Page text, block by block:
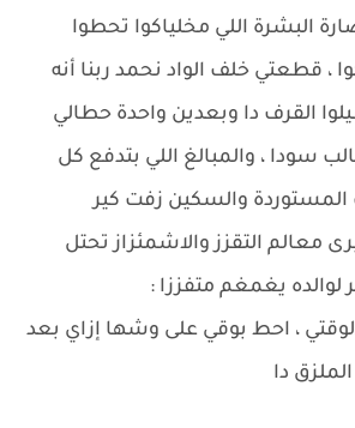
البشرة اللي مخلياكوا تحطوا
، قطعتي خلف الواد نحمد ربنا أنه
القرف دا وبعدين واحدة حطالي
سودا ، والمبالغ اللي بتدفع كل
والسكين زفت كير
معالم التقزز والاشمئزاز تحتل
يغمغم متفززا :
، احط بوقي على وشها إزاي بعد
دا